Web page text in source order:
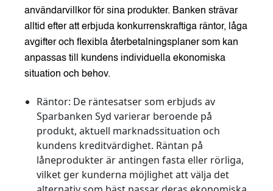
användarvillkor för sina produkter. Banken strävar
alltid efter att erbjuda konkurrenskraftiga räntor, låga
avgifter och flexibla återbetalningsplaner som kan
anpassas till kundens individuella ekonomiska
situation och behov.
Räntor: De räntesatser som erbjuds av
Sparbanken Syd varierar beroende på
produkt, aktuell marknadssituation och
kundens kreditvärdighet. Räntan på
låneprodukter är antingen fasta eller rörliga,
vilket ger kunderna möjlighet att välja det